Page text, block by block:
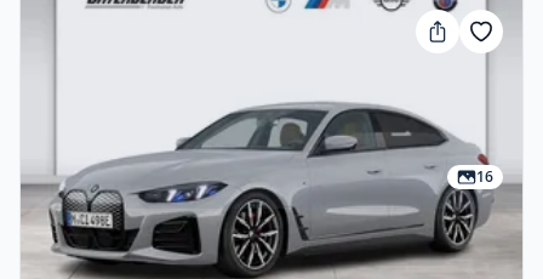
16
Privat & Gewerbe